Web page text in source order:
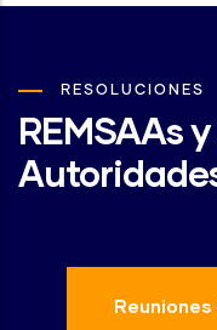
RESOLUCIONES
REMSAAs